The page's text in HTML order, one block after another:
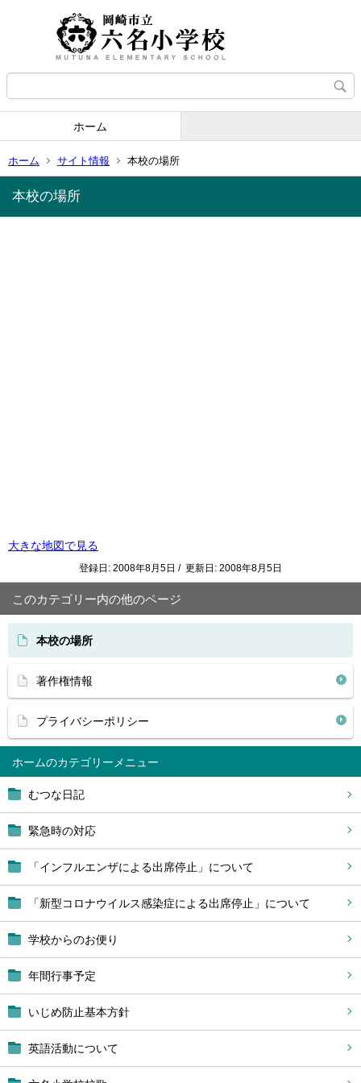
ホーム
ホーム サイト情報 本校の場所
ホーム
むつな日記
緊急時の対応
「インフルエンザによる出席停止」について
「新型コロナウイルス感染症による出席停止」について
学校からのお便り
年間行事予定
いじめ防止基本方針
英語活動について
本校の場所
大きな地図で見る
登録日: 2008年8月5日 / 更新日: 2008年8月5日
このカテゴリー内の他のページ
本校の場所
著作権情報
プライバシーポリシー